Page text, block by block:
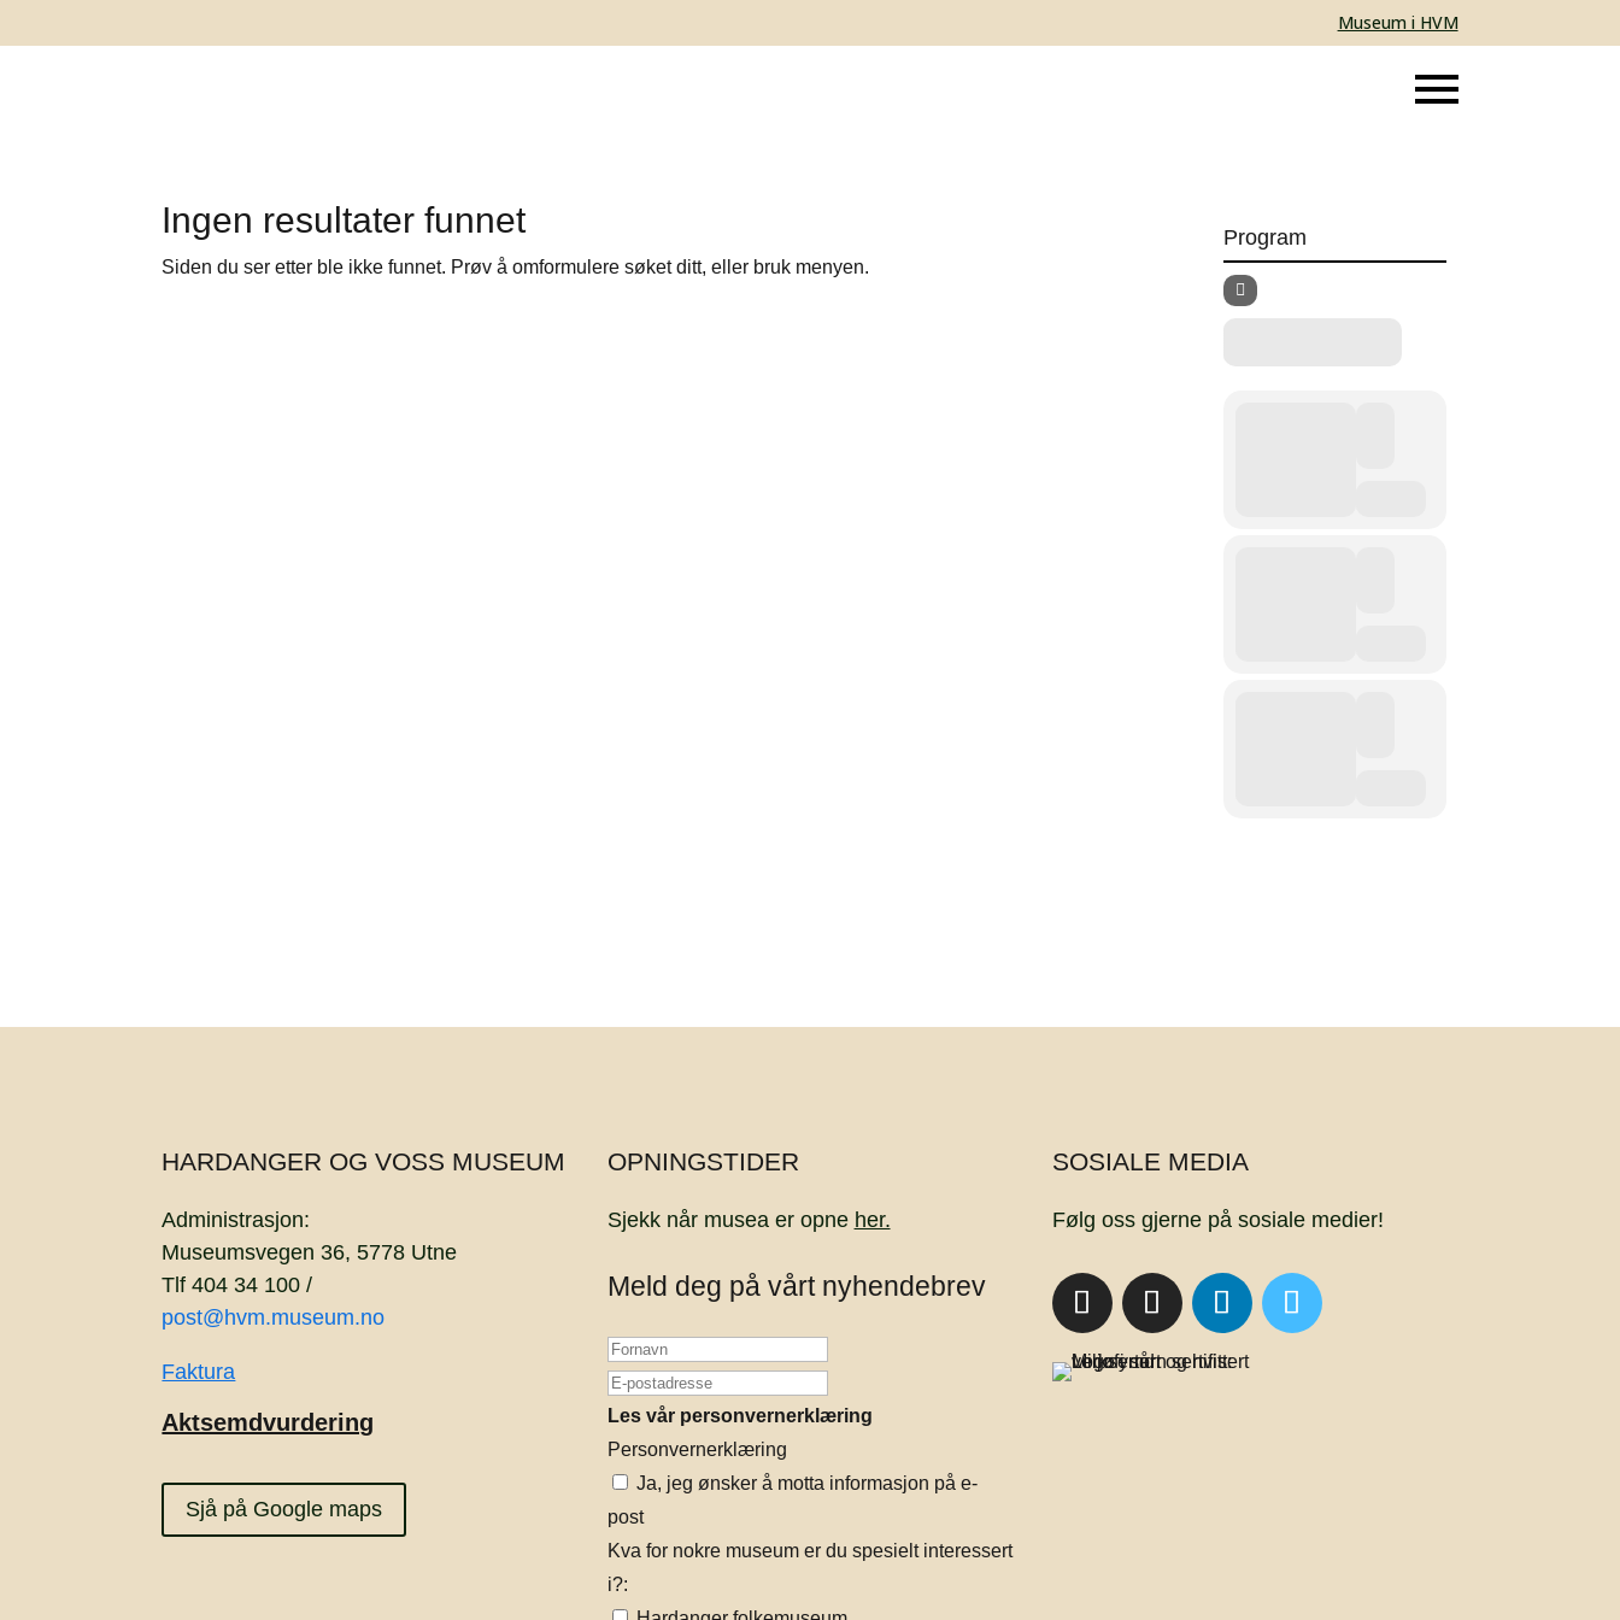
Museum i HVM
Ingen resultater funnet
Siden du ser etter ble ikke funnet. Prøv å omformulere søket ditt, eller bruk menyen.
Program
HARDANGER OG VOSS MUSEUM
Administrasjon:
Museumsvegen 36, 5778 Utne
Tlf 404 34 100 /
post@hvm.museum.no
Faktura
Aktsemdvurdering
Sjå på Google maps
OPNINGSTIDER
Sjekk når musea er opne her.
Meld deg på vårt nyhendebrev
Les vår personvernerklæring
Personvernerklæring
Ja, jeg ønsker å motta informasjon på e-
post
Kva for nokre museum er du spesielt interessert
i?:
SOSIALE MEDIA
Følg oss gjerne på sosiale medier!